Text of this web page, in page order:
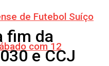
de Futebol Suíço
com 12
fim da
e CCJ